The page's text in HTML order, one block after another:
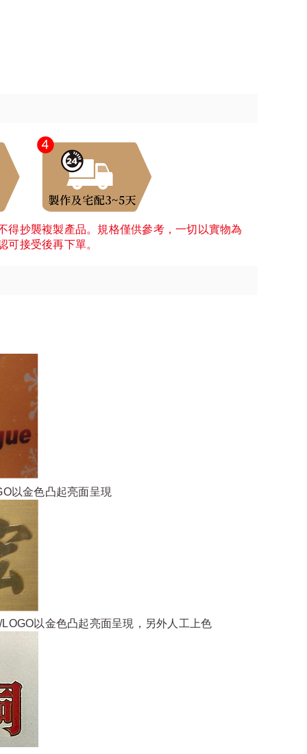
抄襲複製產品。規格僅供參考，一切以實物為
接受後再下單。
以金色凸起亮面呈現
以金色凸起亮面呈現，另外人工上色